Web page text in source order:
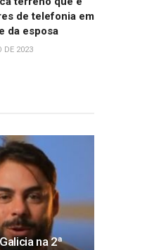
de telefonia em
da esposa
DE 2023
na 2ª